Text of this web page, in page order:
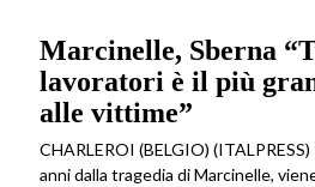
Marcinelle, Sberna
lavoratori è il più
alle vittime”
CHARLEROI (BELGIO) (ITALPRESS)
anni dalla tragedia di Marcinelle,